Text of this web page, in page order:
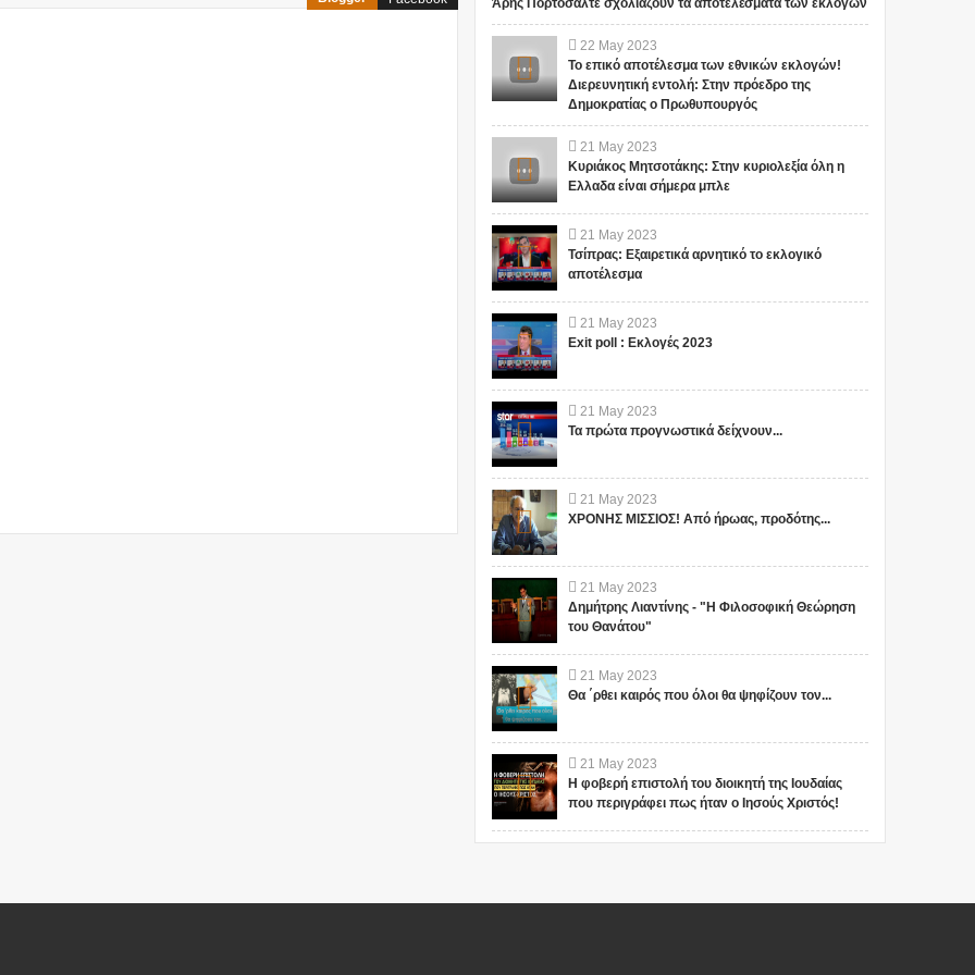
Άρης Πορτοσάλτε σχολιάζουν τα αποτελέσματα των εκλογών
22 May 2023
Το επικό αποτέλεσμα των εθνικών εκλογών!
Διερευνητική εντολή: Στην πρόεδρο της
Δημοκρατίας ο Πρωθυπουργός
21 May 2023
Κυριάκος Μητσοτάκης: Στην κυριολεξία όλη η
Ελλαδα είναι σήμερα μπλε
21 May 2023
Τσίπρας: Εξαιρετικά αρνητικό το εκλογικό
αποτέλεσμα
21 May 2023
Exit poll : Εκλογές 2023
21 May 2023
Τα πρώτα προγνωστικά δείχνουν...
21 May 2023
ΧΡΟΝΗΣ ΜΙΣΣΙΟΣ! Από ήρωας, προδότης...
21 May 2023
Δημήτρης Λιαντίνης - "Η Φιλοσοφική Θεώρηση
του Θανάτου"
21 May 2023
Θα ΄ρθει καιρός που όλοι θα ψηφίζουν τον...
21 May 2023
Η φοβερή επιστολή του διοικητή της Ιουδαίας
που περιγράφει πως ήταν ο Ιησούς Χριστός!